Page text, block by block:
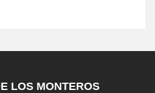
LOS MONTEROS